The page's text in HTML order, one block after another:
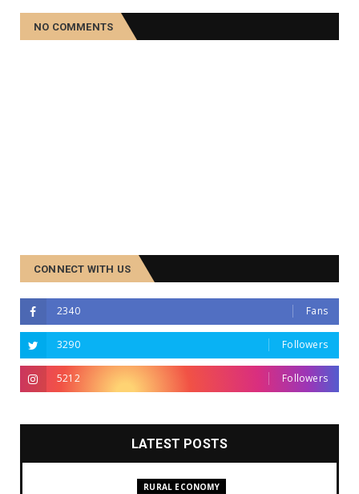
NO COMMENTS
CONNECT WITH US
2340 Fans
3290 Followers
5212 Followers
LATEST POSTS
RURAL ECONOMY